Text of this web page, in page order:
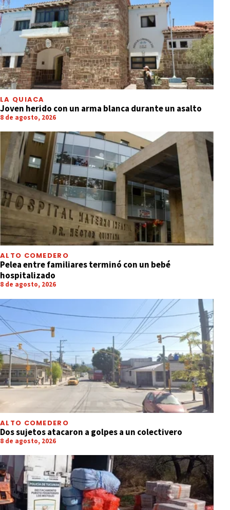
LA QUIACA
Joven herido con un arma blanca durante un asalto
8 de agosto, 2026
ALTO COMEDERO
Pelea entre familiares terminó con un bebé
hospitalizado
8 de agosto, 2026
ALTO COMEDERO
Dos sujetos atacaron a golpes a un colectivero
8 de agosto, 2026